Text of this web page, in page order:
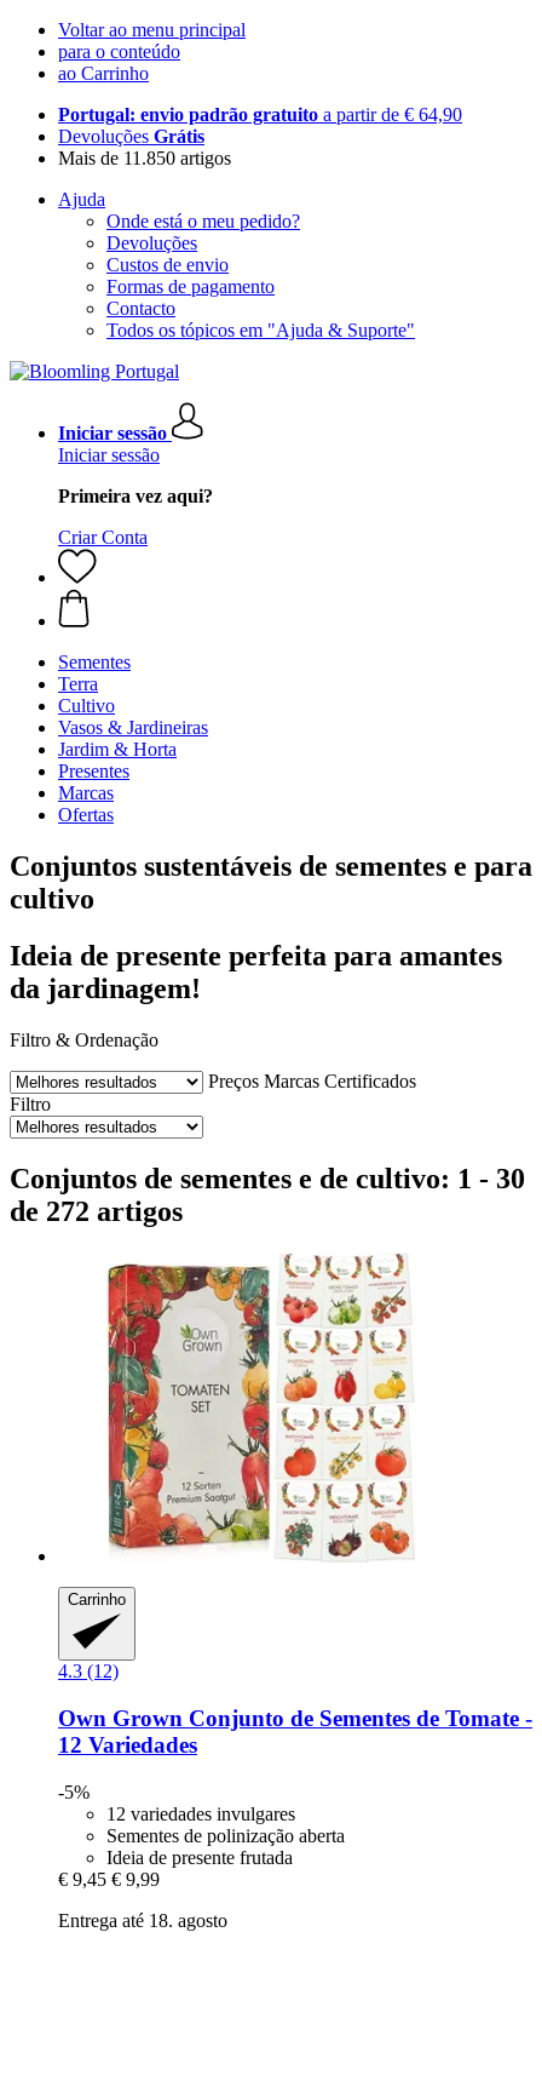
Voltar ao menu principal
para o conteúdo
ao Carrinho
Portugal: envio padrão gratuito a partir de € 64,90
Devoluções Grátis
Mais de 11.850 artigos
Ajuda
Onde está o meu pedido?
Devoluções
Custos de envio
Formas de pagamento
Contacto
Todos os tópicos em "Ajuda & Suporte"
Iniciar sessão
Iniciar sessão
Primeira vez aqui?
Criar Conta
Sementes
Terra
Cultivo
Vasos & Jardineiras
Jardim & Horta
Presentes
Marcas
Ofertas
Conjuntos sustentáveis de sementes e para
cultivo
Ideia de presente perfeita para amantes
da jardinagem!
Filtro & Ordenação
Preços Marcas Certificados
Filtro
Conjuntos de sementes e de cultivo: 1 - 30
de 272 artigos
Carrinho
4.3 (12)
Own Grown Conjunto de Sementes de Tomate -​
12 Variedades
-5%
12 variedades invulgares
Sementes de polinização aberta
Ideia de presente frutada
€ 9,45 € 9,99
Entrega até 18. agosto